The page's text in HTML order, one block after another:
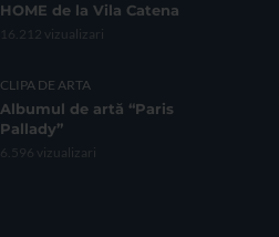
HOME de la Vila Catena
16.212 vizualizari
CLIPA DE ARTA
Albumul de artă “Paris
Pallady”
6.596 vizualizari